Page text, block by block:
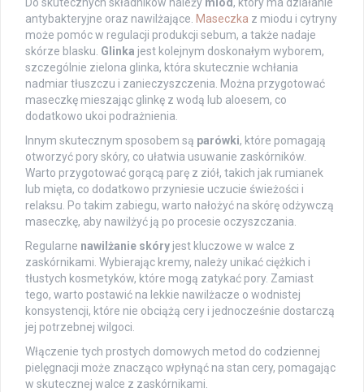
Do skutecznych składników należy miód, który ma działanie
antybakteryjne oraz nawilżające. Maseczka z miodu i cytryny
może pomóc w regulacji produkcji sebum, a także nadaje
skórze blasku. Glinka jest kolejnym doskonałym wyborem,
szczególnie zielona glinka, która skutecznie wchłania
nadmiar tłuszczu i zanieczyszczenia. Można przygotować
maseczkę mieszając glinkę z wodą lub aloesem, co
dodatkowo ukoi podrażnienia.
Innym skutecznym sposobem są parówki, które pomagają
otworzyć pory skóry, co ułatwia usuwanie zaskórników.
Warto przygotować gorącą parę z ziół, takich jak rumianek
lub mięta, co dodatkowo przyniesie uczucie świeżości i
relaksu. Po takim zabiegu, warto nałożyć na skórę odżywczą
maseczkę, aby nawilżyć ją po procesie oczyszczania.
Regularne nawilżanie skóry jest kluczowe w walce z
zaskórnikami. Wybierając kremy, należy unikać ciężkich i
tłustych kosmetyków, które mogą zatykać pory. Zamiast
tego, warto postawić na lekkie nawilżacze o wodnistej
konsystencji, które nie obciążą cery i jednocześnie dostarczą
jej potrzebnej wilgoci.
Włączenie tych prostych domowych metod do codziennej
pielęgnacji może znacząco wpłynąć na stan cery, pomagając
w skutecznej walce z zaskórnikami.